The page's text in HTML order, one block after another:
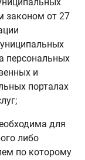
законом от 27
персональных
и
порталах
для
либо
по которому